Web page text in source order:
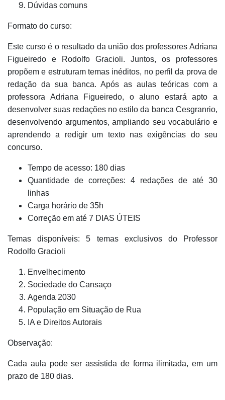
Dúvidas comuns
Formato do curso:
Este curso é o resultado da união dos professores Adriana
Figueiredo e Rodolfo Gracioli. Juntos, os professores
propõem e estruturam temas inéditos, no perfil da prova de
redação da sua banca. Após as aulas teóricas com a
professora Adriana Figueiredo, o aluno estará apto a
desenvolver suas redações no estilo da banca Cesgranrio,
desenvolvendo argumentos, ampliando seu vocabulário e
aprendendo a redigir um texto nas exigências do seu
concurso.
Tempo de acesso: 180 dias
Quantidade de correções: 4 redações de até 30
linhas
Carga horário de 35h
Correção em até 7 DIAS ÚTEIS
Temas disponíveis: 5 temas exclusivos do Professor
Rodolfo Gracioli
Envelhecimento
Sociedade do Cansaço
Agenda 2030
População em Situação de Rua
IA e Direitos Autorais
Observação:
Cada aula pode ser assistida de forma ilimitada, em um
prazo de 180 dias.